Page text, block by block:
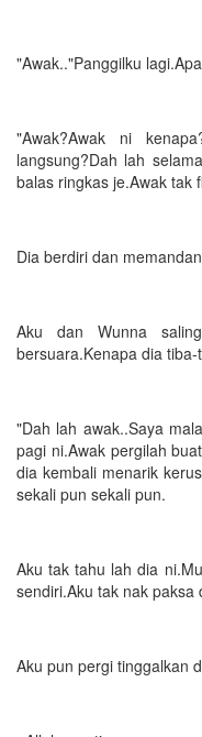
"Awak.."Panggilku
"Awak?Awak ni
langsung?Dah lah
balas ringkas je.Awak tak
Dia berdiri dan
Aku dan Wunna saling
bersuara.Kenapa dia
"Dah lah awak..Saya
pagi ni.Awak pergilah
dia kembali menarik
sekali pun sekali pun.
Aku tak tahu lah dia
sendiri.Aku tak nak paksa
Aku pun pergi tinggalkan